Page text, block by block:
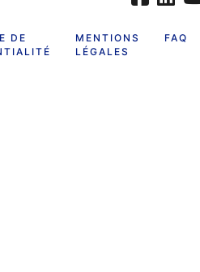
DE
MENTIONS
LÉGALES
FAQ